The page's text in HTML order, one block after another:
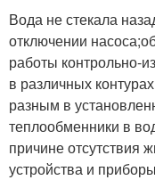
Клапан на схеме
Вода не стекала
отключении
работы контрольно-
в различных
разным в
теплообменники в
причине отсутствия
устройства и